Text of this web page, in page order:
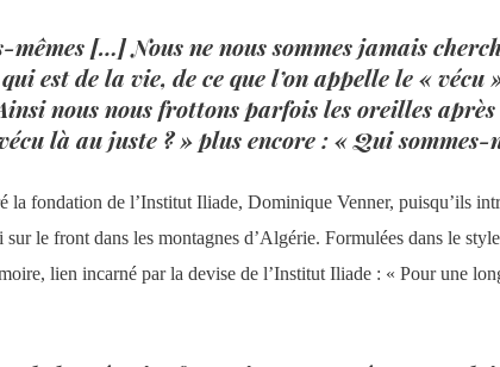
mêmes […] Nous ne nous sommes jamais
est de la vie, de ce que l’on appelle le «
nous nous frottons parfois les oreilles
là au juste ? » plus encore : « Qui sommes-
la fondation de l’Institut Iliade, Dominique Venner, puisqu’ils
le front dans les montagnes d’Algérie. Formulées dans le
lien incarné par la devise de l’Institut Iliade : « Pour une